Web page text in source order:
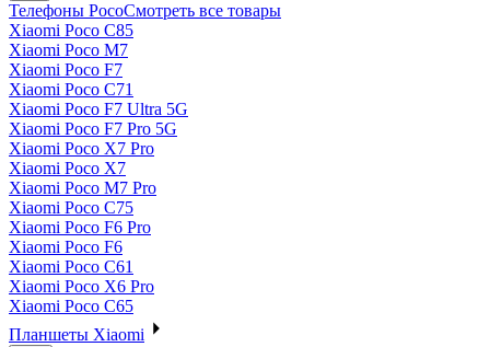
Телефоны PocoСмотреть все товары
Xiaomi Poco C85
Xiaomi Poco M7
Xiaomi Poco F7
Xiaomi Poco C71
Xiaomi Poco F7 Ultra 5G
Xiaomi Poco F7 Pro 5G
Xiaomi Poco X7 Pro
Xiaomi Poco X7
Xiaomi Poco M7 Pro
Xiaomi Poco C75
Xiaomi Poco F6 Pro
Xiaomi Poco F6
Xiaomi Poco C61
Xiaomi Poco X6 Pro
Xiaomi Poco C65
Планшеты Xiaomi